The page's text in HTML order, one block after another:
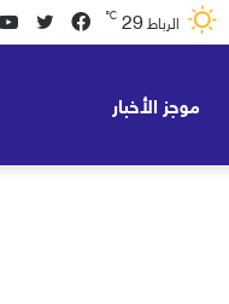
تويتر
فيسبوك الرباط29
℃
موجز الأخبار